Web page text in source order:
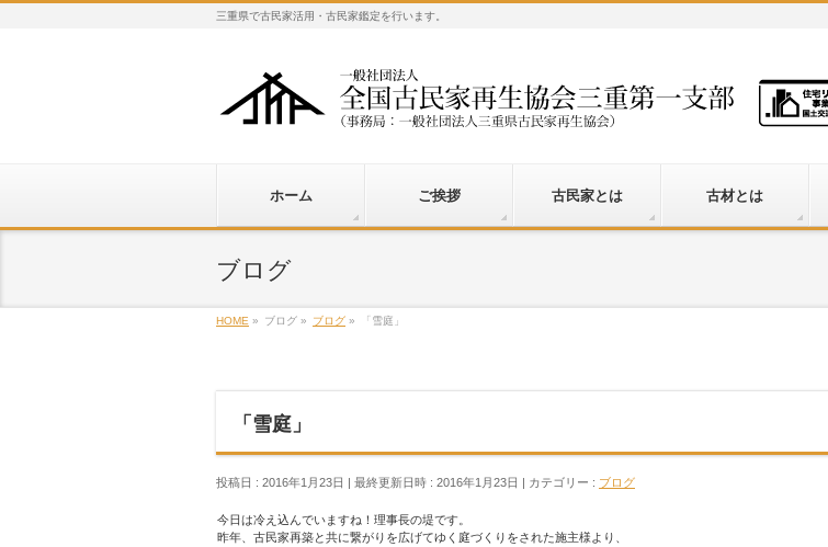
三重県で古民家活用・古民家鑑定を行います。
ホーム ご挨拶 古民家とは 古材とは
ブログ
HOME » ブログ » ブログ » 「雪庭」
「雪庭」
投稿日 : 2016年1月23日 最終更新日時 : 2016年1月23日 カテゴリー : ブログ
今日は冷え込んでいますね！理事長の堤です。
昨年、古民家再築と共に繋がりを広げてゆく庭づくりをされた施主様より、